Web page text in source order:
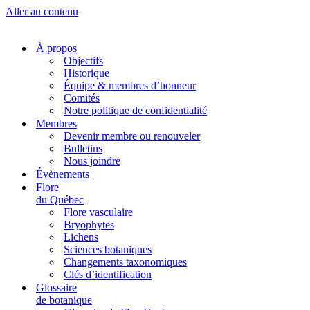
Aller au contenu
À propos
Objectifs
Historique
Équipe & membres d’honneur
Comités
Notre politique de confidentialité
Membres
Devenir membre ou renouveler
Bulletins
Nous joindre
Évènements
Flore
du Québec
Flore vasculaire
Bryophytes
Lichens
Sciences botaniques
Changements taxonomiques
Clés d’identification
Glossaire
de botanique